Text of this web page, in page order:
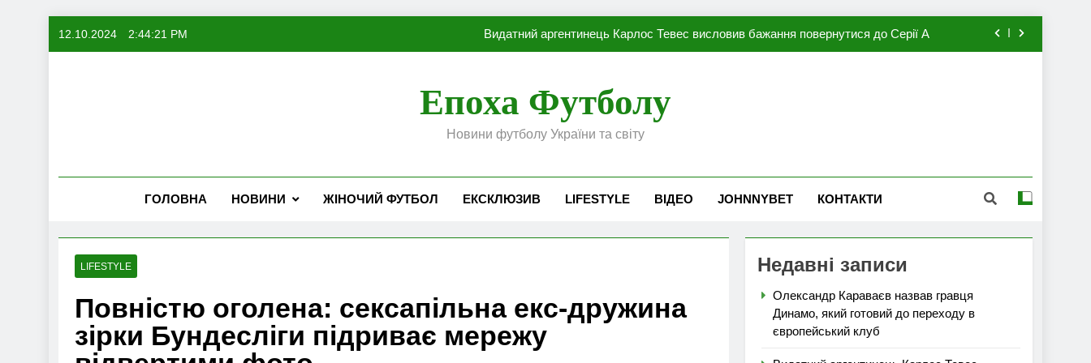
12.10.2024 2:44:22 PM Видатний аргентинець Карлос Тевес висловив бажання повернутися до Серії А
ПСЖ близький до підписання гравця збірної Франції за 80 млн євро
Олександр Караваєв назвав гравця Динамо, який готовий до переходу в європейський клуб
Видатний аргентинець Карлос Тевес висловив бажання повернутися до Серії А
Епоха Футболу
Новини футболу України та світу
ГОЛОВНА НОВИНИ ЖІНОЧИЙ ФУТБОЛ ЕКСКЛЮЗИВ LIFESTYLE ВІДЕО JOHNNYBET КОНТАКТИ
LIFESTYLE
Повністю оголена: сексапільна екс-дружина
зірки Бундесліги підриває мережу
Недавні записи
Олександр Караваєв назвав гравця
Динамо, який готовий до переходу в
європейський клуб